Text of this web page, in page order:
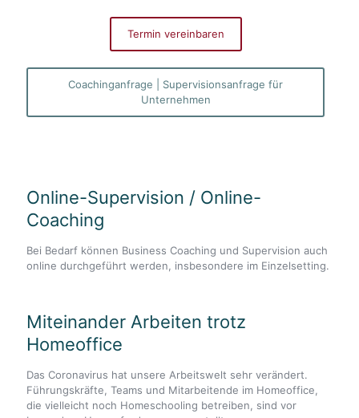
Termin vereinbaren
Coachinganfrage | Supervisionsanfrage für
Unternehmen
Online-Supervision / Online-
Coaching
Bei Bedarf können Business Coaching und Supervision auch
online durchgeführt werden, insbesondere im Einzelsetting.
Miteinander Arbeiten trotz
Homeoffice
Das Coronavirus hat unsere Arbeitswelt sehr verändert.
Führungskräfte, Teams und Mitarbeitende im Homeoffice,
die vielleicht noch Homeschooling betreiben, sind vor